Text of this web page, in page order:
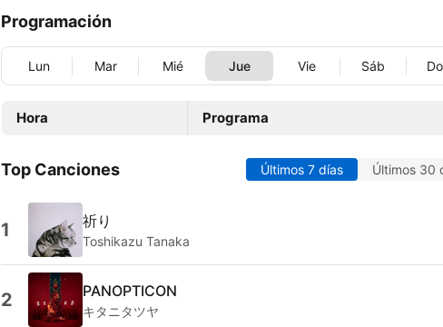
Programación
Lun Mar Mié Jue Vie Sáb
Hora Programa
Top Canciones Últimos 7 días Últimos 30
1 祈り
Toshikazu Tanaka
2 PANOPTICON
キタニタツヤ